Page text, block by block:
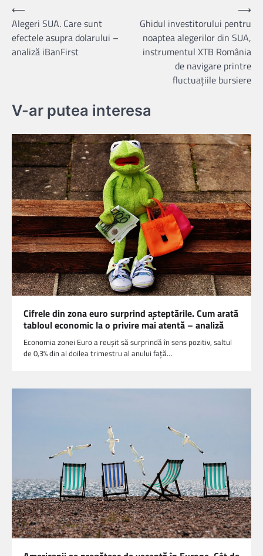
Navigare
în
articole
⟵
Alegeri SUA. Care sunt
efectele asupra dolarului –
analiză iBanFirst
Ghidul investitorului pentru
noaptea alegerilor din SUA,
instrumentul XTB România
de navigare printre
fluctuațiile bursiere
⟶
V-ar putea interesa
Cifrele din zona euro surprind așteptările. Cum arată
tabloul economic la o privire mai atentă – analiză
Economia zonei Euro a reușit să surprindă în sens pozitiv, saltul
de 0,3% din al doilea trimestru al anului față…